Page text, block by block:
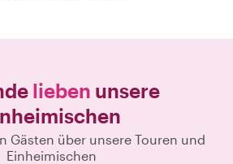
lieben unsere
Gästen über unsere Touren und
Einheimischen